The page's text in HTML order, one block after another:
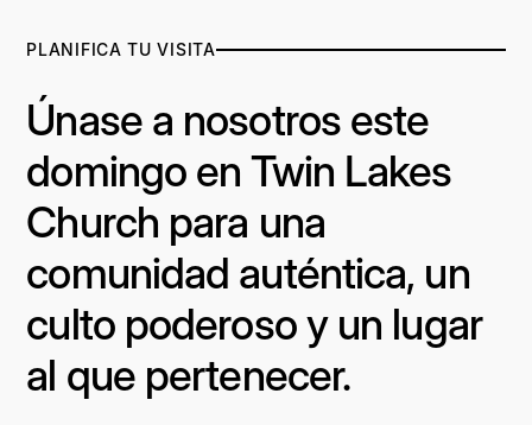
PLANIFICA TU VISITA
Únase a nosotros este
domingo en Twin Lakes
Church para una
comunidad auténtica, un
culto poderoso y un lugar
al que pertenecer.